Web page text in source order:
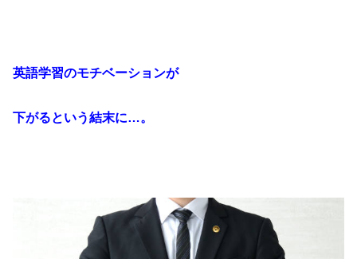
英語学習のモチベーションが
下がるという結末に…。